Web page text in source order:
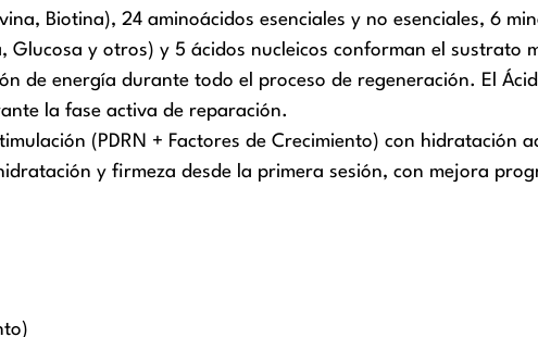
Biotina), 24 aminoácidos esenciales y no esenciales, 6
Glucosa y otros) y 5 ácidos nucleicos conforman el sustrato
de energía durante todo el proceso de regeneración. El
la fase activa de reparación.
(PDRN + Factores de Crecimiento) con hidratación
y firmeza desde la primera sesión, con mejora